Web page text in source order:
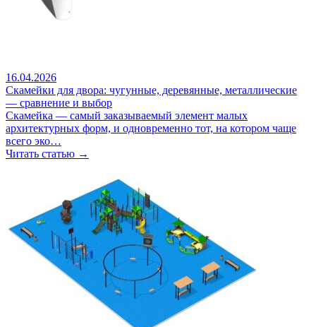
16.04.2026
Скамейки для двора: чугунные, деревянные, металлические
— сравнение и выбор
Скамейка — самый заказываемый элемент малых
архитектурных форм, и одновременно тот, на котором чаще
всего эко…
Читать статью →